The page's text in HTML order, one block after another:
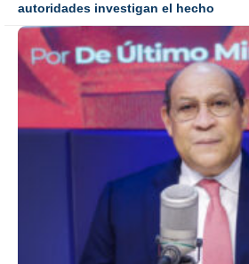
autoridades investigan el hecho